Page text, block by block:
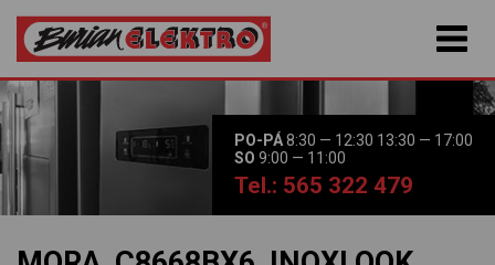
PO-PÁ8:30 — 12:30 13:30 — 17:00
SO 9:00 — 11:00
Tel.: 565 322 479